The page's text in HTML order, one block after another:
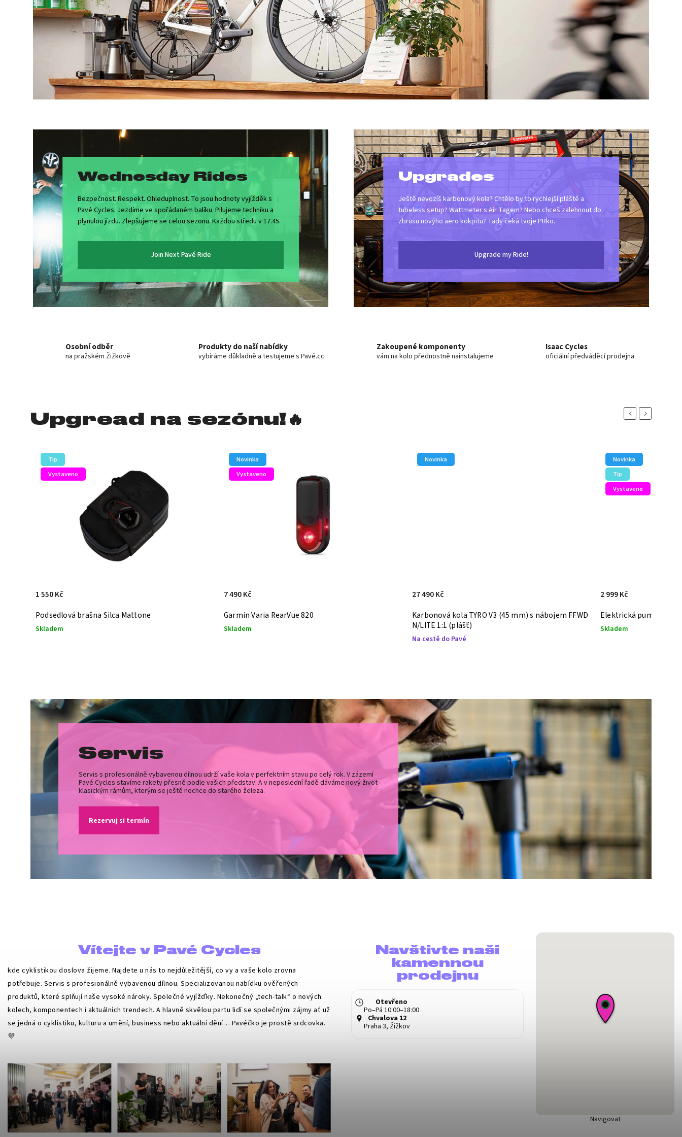
Wednesday Rides
Bezpečnost. Respekt. Ohleduplnost. To jsou hodnoty vyjížděk s
Pavé Cycles. Jezdíme ve spořádaném balíku. Pilujeme techniku a
plynulou jízdu. Zlepšujeme se celou sezonu. Každou středu v 17.45.
Join Next Pavé Ride
Upgrades
Ještě nevozíš karbonový kola? Chtělo by to rychlejší pláště a
tubeless setup? Wattmeter s Air Tagem? Nebo chceš zalehnout do
zbrusu novýho aero kokpitu? Tady čeká tvoje PRko.
Upgrade my Ride!
Osobní odběr
na pražském Žižkově
Produkty do naší nabídky
vybíráme důkladně a testujeme s Pavé.cc
Zakoupené komponenty
vám na kolo přednostně nainstalujeme
Isaac Cycles
oficiální předváděcí prodejna
Upgread na sezónu!🔥 Previous
Novinka
Vystaveno
Garmin Varia RearVue 820
Skladem
7 490 Kč
Novinka
Karbonová kola TYRO V3 (45 mm) s nábojem FFWD
N/LITE 1:1 (plášť)
27 490 Kč
Novinka
Elektrická pumpa CYCPLUS AS2 Ultra
Skladem
2 999 Kč
Tip
Vystaveno
Favero Assioma PRO
Skladem
11 990 Kč
Next
Servis
Servis s profesionálně vybavenou dílnou udrží vaše kola v perfektním stavu po celý rok. V zázemí
Pavé Cycles stavíme rakety přesně podle vašich představ. A v neposlední řadě dáváme nový život
klasickým rámům, kterým se ještě nechce do starého železa.
Rezervuj si termín
Vítejte v Pavé Cycles
kde cyklistikou doslova žijeme. Najdete u nás to nejdůležitější, co vy a vaše kolo zrovna
potřebuje. Servis s profesionálně vybavenou dílnou. Specializovanou nabídku ověřených
produktů, které splňují naše vysoké nároky. Společné vyjížďky. Nekonečný „tech-talk“ o nových
kolech, komponentech i aktuálních trendech. A hlavně skvělou partu lidí se společnými zájmy ať už
se jedná o cyklistiku, kulturu a umění, business nebo aktuální dění… Pavéčko je prostě srdcovka.
💜
Navštivte naši
kamennou
prodejnu
Otevřeno
Po–Pá 10:00–18:00
Chvalova 12
Praha 3, Žižkov
Navigovat